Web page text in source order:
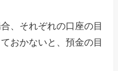
、それぞれの口座の目
おかないと、預金の目